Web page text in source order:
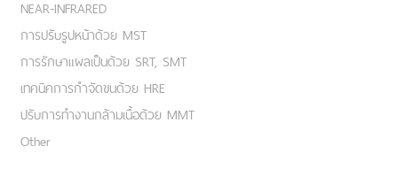
NEAR-INFRARED
การปรับรูปหน้าด้วย MST
การรักษาแผลเป็นด้วย SRT, SMT
เทคนิคการกำจัดขนด้วย HRE
ปรับการทำงานกล้ามเนื้อด้วย MMT
Other